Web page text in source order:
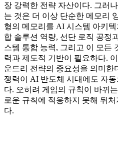
장 강력한 전략 자산이다. 그러
는 것은 더 이상 단순한 메모리
형의 메모리를 AI 시스템 아키
합 솔루션 역량, 선단 로직 공정
스템 통합 능력, 그리고 이 모든
력과 제도적 기반이 필요하다.
운드리 전략의 중요성을 의미한
쟁력이 AI 반도체 시대에도 자
다. 오히려 게임의 규칙이 바뀌
로운 규칙에 적응하지 못해 뒤
다.